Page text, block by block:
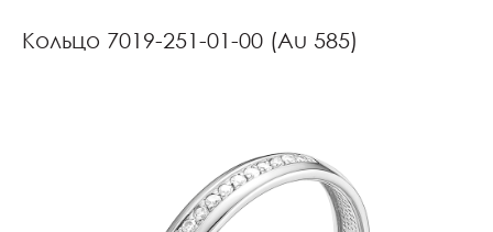
Кольцо 7019-251-01-00 (Au 585)